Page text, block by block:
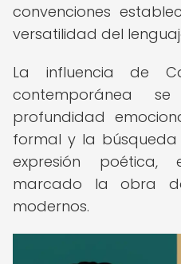
convenciones
versatilidad del
La influencia de
contemporánea
profundidad
formal y la
expresión poética,
marcado la obra
modernos.